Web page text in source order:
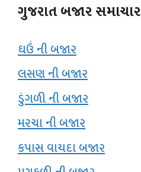
ગુજરાત બજાર સમાચાર
ઘઉં ની બજાર
લસણ ની બજાર
ડુંગળી ની બજાર
મરચા ની બજાર
કપાસ વાયદા બજાર